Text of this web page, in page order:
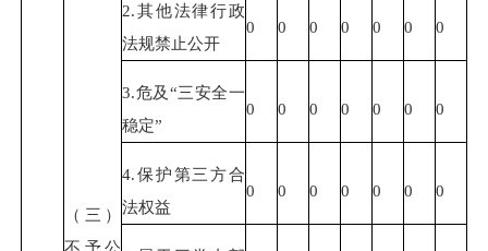
（三）
2.其他法律行政
法规禁止公开
0 0 0 0 0 0 0
3.危及“三安全一
稳定”
0 0 0 0 0 0 0
4.保护第三方合
法权益
0 0 0 0 0 0 0